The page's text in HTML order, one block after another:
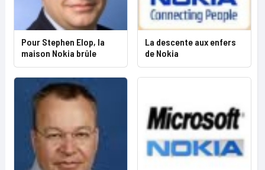
Pour Stephen Elop, la
maison Nokia brûle
La descente aux enfers
de Nokia